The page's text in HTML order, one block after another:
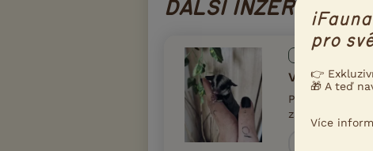
DALŠÍ INZERÁTY S
Prodám
zatím ještě
pro
👉
🎁 A teď
Více